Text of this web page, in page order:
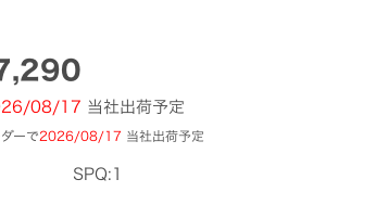
08/17 当社出荷予定
ーで2026/08/17 当社出荷予定
SPQ:1